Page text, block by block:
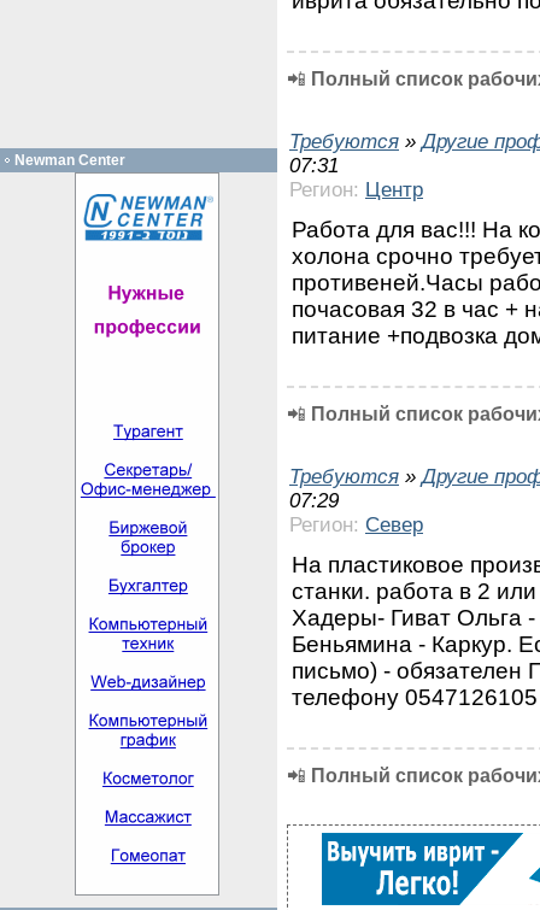
📲 Полный список
Требуются »Другие
07:31
Регион: Центр
Работа для вас!!! На
холона срочно
противеней.Часы
почасовая 32 в час +
питание +подвозка
📲 Полный список
Требуются »Другие
07:29
Регион: Север
На пластиковое
станки. работа в 2
Хадеры- Гиват Ольга
Беньямина - Каркур.
письмо) -
телефону
📲 Полный список
Newman Center